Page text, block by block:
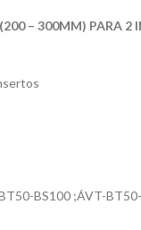
– 300MM) PARA 2
BS100 ;ÁVT-